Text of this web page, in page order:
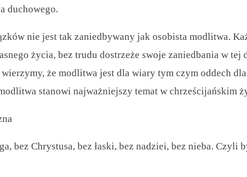
duchowego.
nie jest tak zaniedbywany jak osobista modlitwa.
życia, bez trudu dostrzeże swoje zaniedbania w tej
że modlitwa jest dla wiary tym czym oddech dla
stanowi najważniejszy temat w chrześcijańskim
bez Chrystusa, bez łaski, bez nadziei, bez nieba. Czyli